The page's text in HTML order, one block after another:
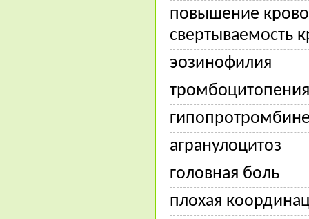
повышение
свертываемость
эозинофилия
тромбоцитопения
агранулоцитоз
головная боль
плохая